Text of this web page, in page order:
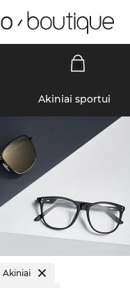
Akiniai sportui
Akiniai